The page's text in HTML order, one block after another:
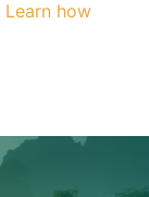
Learn how